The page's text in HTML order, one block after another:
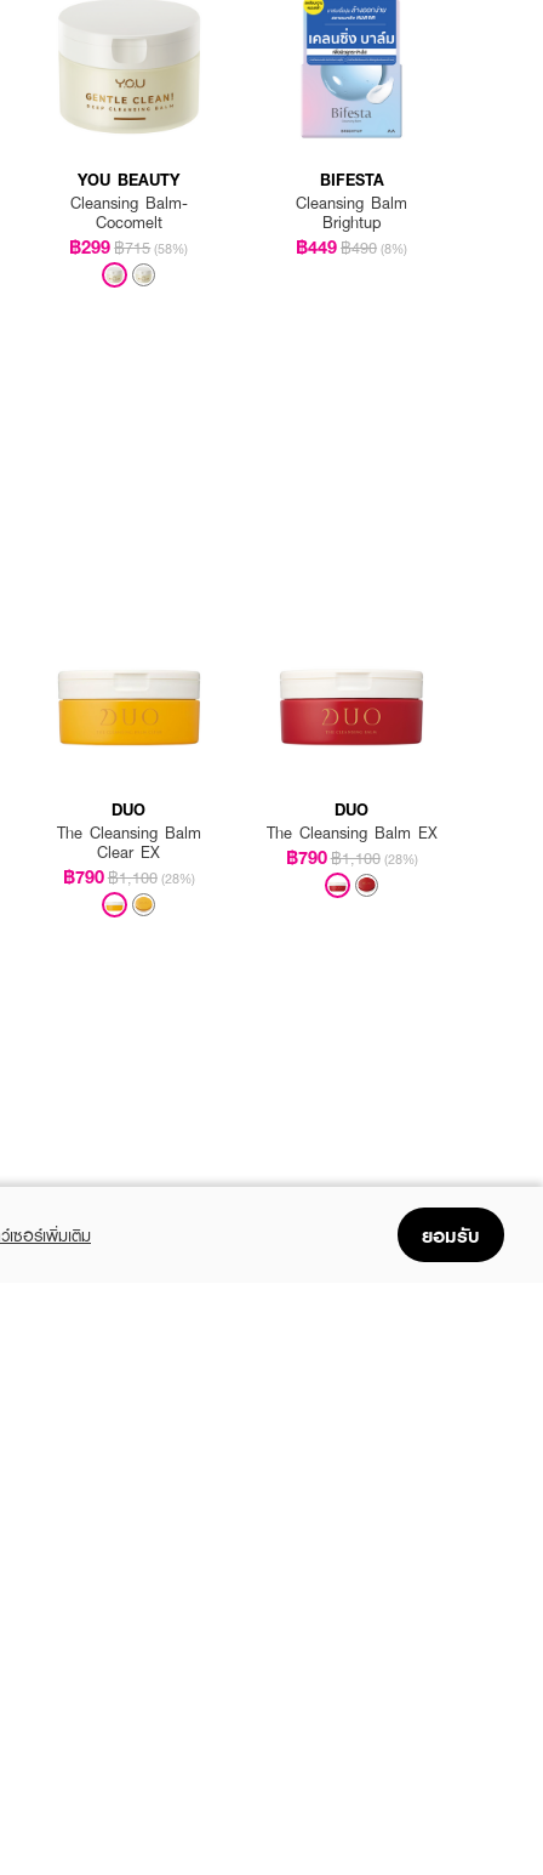
YOU BEAUTY
Cleansing Balm-
Cocomelt
฿299฿715 (58%)
BIFESTA
Cleansing Balm
Brightup
฿449฿490 (8%)
DUO
The Cleansing Balm
Clear EX
฿790฿1,100 (28%)
DUO
The Cleansing Balm EX
฿790฿1,100 (28%)
เซอร์เพิ่มเติม ยอมรับ